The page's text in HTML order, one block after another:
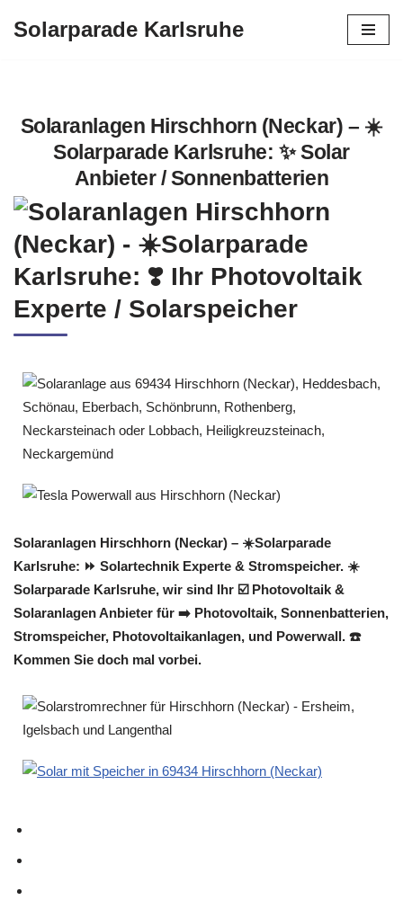
Solarparade Karlsruhe
Solaranlagen Hirschhorn (Neckar) – ☀️
Solarparade Karlsruhe: ✨ Solar
Anbieter / Sonnenbatterien
Solaranlagen Hirschhorn (Neckar) – ☀️Solarparade
Karlsruhe: ⏩ Solartechnik Experte & Stromspeicher. ☀️
Solarparade Karlsruhe, wir sind Ihr ☑️ Photovoltaik &
Solaranlagen Anbieter für ➡️ Photovoltaik, Sonnenbatterien,
Stromspeicher, Photovoltaikanlagen, und Powerwall. ☎️
Kommen Sie doch mal vorbei.